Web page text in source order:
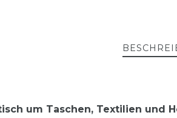
um Taschen, Textilien und